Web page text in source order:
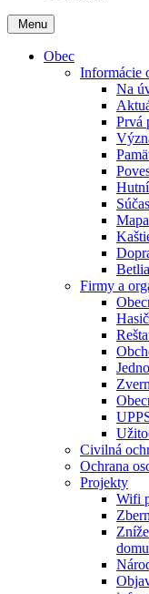
Menu
Obec
Informácie
Na
Prvá
Firmy a
Civilná
Ochrana
Projekty
Wifi